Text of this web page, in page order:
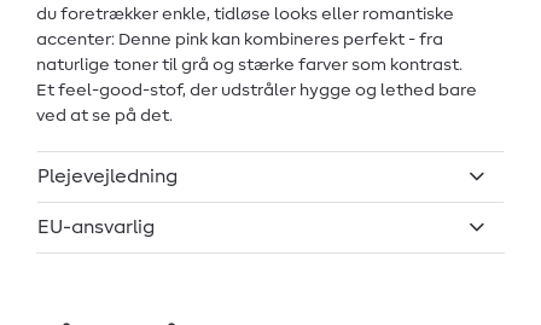
du foretrækker enkle, tidløse looks eller romantiske
accenter: Denne pink kan kombineres perfekt - fra
naturlige toner til grå og stærke farver som kontrast.
Et feel-good-stof, der udstråler hygge og lethed bare
ved at se på det.
Plejevejledning
EU-ansvarlig